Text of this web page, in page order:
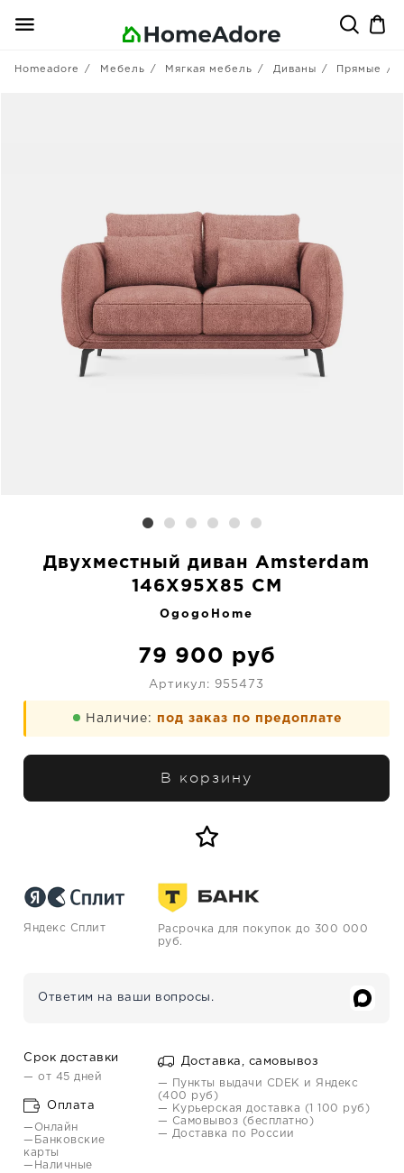
Homeadore Мебель Мягкая мебель Диваны Прямые
Двухместный диван Amsterdam
146X95X85 CM
OgogoHome
79 900 руб
Артикул: 955473
Наличие: под заказ по предоплате
В корзину
Яндекс Сплит
Расрочка для покупок до 300 000
руб.
Ответим на ваши вопросы.
Срок доставки
— от 45 дней
Оплата
—Онлайн
—Банковские
карты
—Наличные
Доставка, самовывоз
— Пункты выдачи CDEK и Яндекс
(400 руб)
— Курьерская доставка (1 100 руб)
— Самовывоз (бесплатно)
— Доставка по России